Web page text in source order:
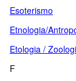
Esoterismo
Etnologia/
Etologia /
F